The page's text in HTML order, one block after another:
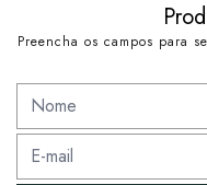
Preencha os campos para